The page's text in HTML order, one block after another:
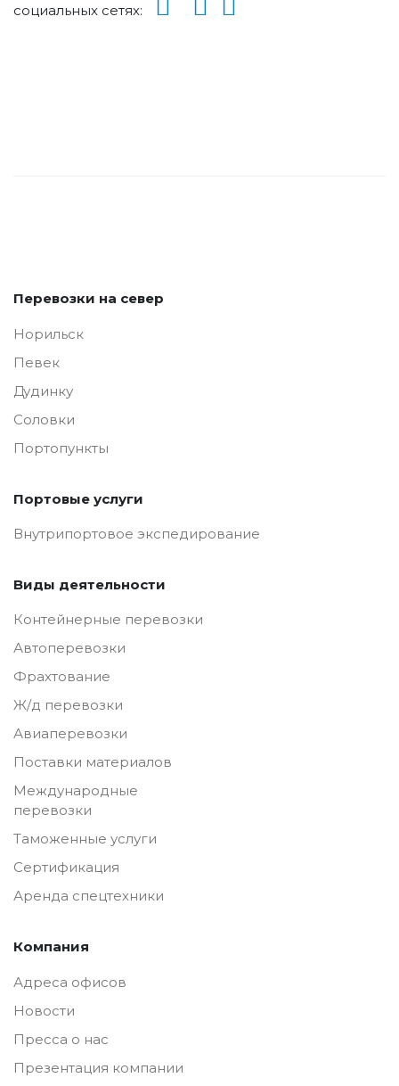
социальных сетях:
Перевозки на север
Норильск
Певек
Дудинку
Соловки
Портопункты
Портовые услуги
Внутрипортовое экспедирование
Виды деятельности
Контейнерные перевозки
Автоперевозки
Фрахтование
Ж/д перевозки
Авиаперевозки
Поставки материалов
Международные
перевозки
Таможенные услуги
Сертификация
Аренда спецтехники
Компания
Адреса офисов
Новости
Пресса о нас
Презентация компании